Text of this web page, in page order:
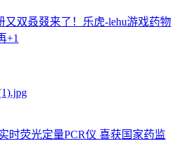
又双叒叕来了！乐虎-lehu游戏药物
+1
时荧光定量PCR仪 喜获国家药监